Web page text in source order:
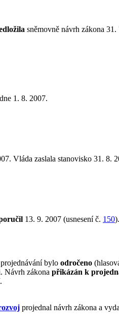
sněmovně návrh zákona 31.
dne 1. 8. 2007.
Vláda zaslala stanovisko 31. 8.
13. 9. 2007 (usnesení č. 150
bylo odročeno
Návrh zákona přikázán k
.
projednal návrh zákona a